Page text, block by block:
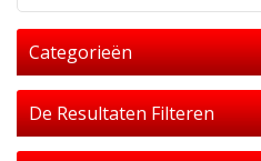
Categorieën
De Resultaten Filteren